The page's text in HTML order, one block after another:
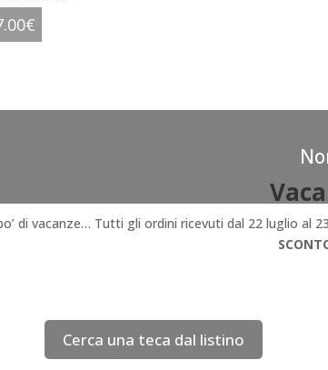
€
Cerca una teca dal listino
di vacanze… Tutti gli ordini ricevuti dal 22 luglio